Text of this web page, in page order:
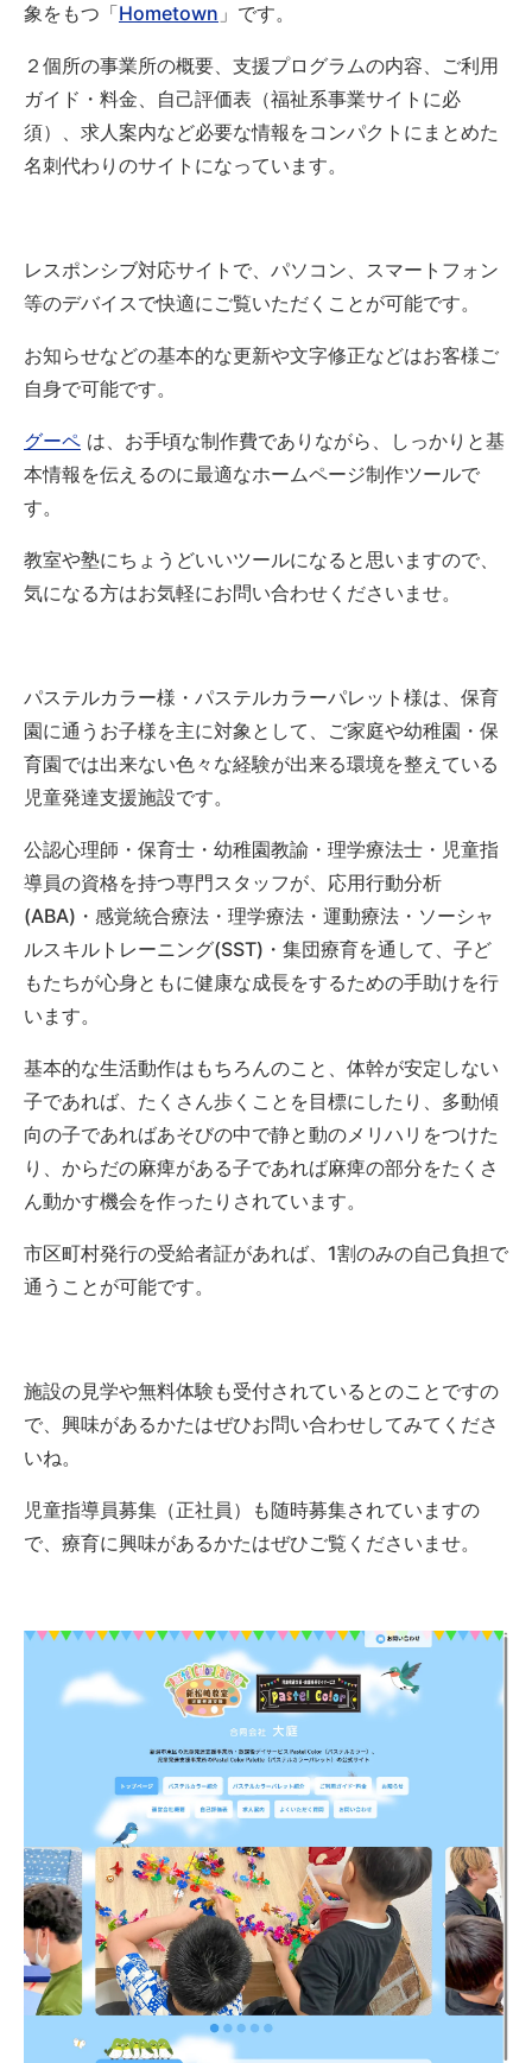
象をもつ「Hometown 」です。
２個所の事業所の概要、支援プログラムの内容、ご利用
ガイド・料金、自己評価表（福祉系事業サイトに必
須）、求人案内など必要な情報をコンパクトにまとめた
名刺代わりのサイトになっています。
レスポンシブ対応サイトで、パソコン、スマートフォン
等のデバイスで快適にご覧いただくことが可能です。
お知らせなどの基本的な更新や文字修正などはお客様ご
自身で可能です。
グーペ は、お手頃な制作費でありながら、しっかりと基
本情報を伝えるのに最適なホームページ制作ツールで
す。
教室や塾にちょうどいいツールになると思いますので、
気になる方はお気軽にお問い合わせくださいませ。
パステルカラー様・パステルカラーパレット様は、保育
園に通うお子様を主に対象として、ご家庭や幼稚園・保
育園では出来ない色々な経験が出来る環境を整えている
児童発達支援施設です。
公認心理師・保育士・幼稚園教諭・理学療法士・児童指
導員の資格を持つ専門スタッフが、応用行動分析
(ABA)・感覚統合療法・理学療法・運動療法・ソーシャ
ルスキルトレーニング(SST)・集団療育を通して、子ど
もたちが心身ともに健康な成長をするための手助けを行
います。
基本的な生活動作はもちろんのこと、体幹が安定しない
子であれば、たくさん歩くことを目標にしたり、多動傾
向の子であればあそびの中で静と動のメリハリをつけた
り、からだの麻痺がある子であれば麻痺の部分をたくさ
ん動かす機会を作ったりされています。
市区町村発行の受給者証があれば、1割のみの自己負担で
通うことが可能です。
施設の見学や無料体験も受付されているとのことですの
で、興味があるかたはぜひお問い合わせしてみてくださ
いね。
児童指導員募集（正社員）も随時募集されていますの
で、療育に興味があるかたはぜひご覧くださいませ。